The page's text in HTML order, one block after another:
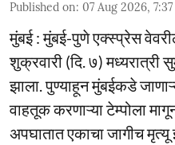
Published on: 07 Aug 2026,
मुंबई : मुंबई-पुणे एक्स्प्रेस
शुक्रवारी (दि. ७) मध्यरात्री
झाला. पुण्याहून मुंबईकडे
वाहतूक करणाऱ्या टेम्पोला
अपघातात एकाचा जागीच